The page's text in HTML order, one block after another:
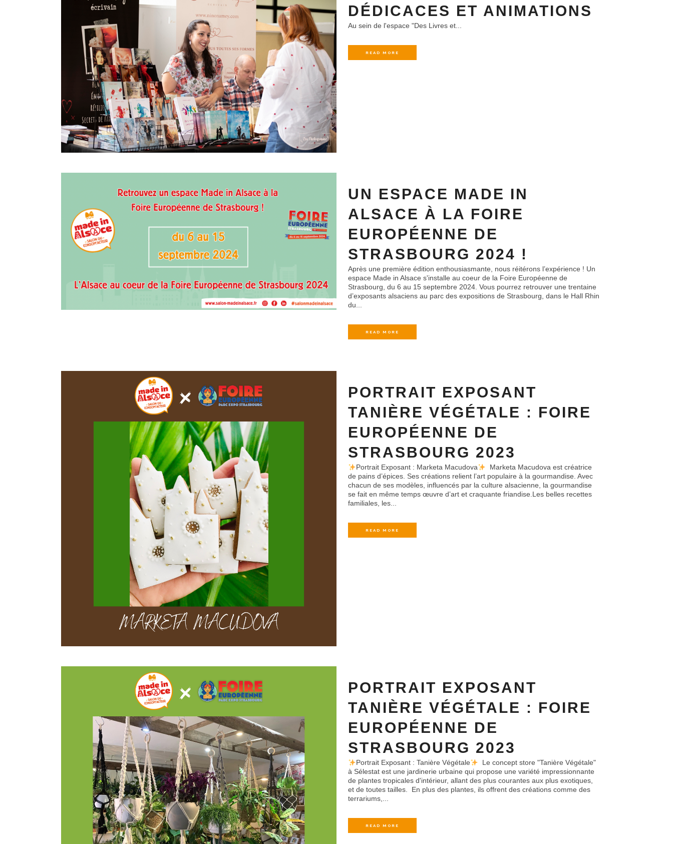
DÉDICACES ET ANIMATIONS
Au sein de l'espace "Des Livres et...
READ MORE
UN ESPACE MADE IN
ALSACE À LA FOIRE
EUROPÉENNE DE
STRASBOURG 2024 !
Après une première édition enthousiasmante, nous réitérons l’expérience ! Un
espace Made in Alsace s'installe au coeur de la Foire Européenne de
Strasbourg, du 6 au 15 septembre 2024. Vous pourrez retrouver une trentaine
d’exposants alsaciens au parc des expositions de Strasbourg, dans le Hall Rhin
du...
READ MORE
PORTRAIT EXPOSANT
TANIÈRE VÉGÉTALE : FOIRE
EUROPÉENNE DE
STRASBOURG 2023
Portrait Exposant : Marketa Macudova
Marketa Macudova est créatrice
de pains d’épices. Ses créations relient l’art populaire à la gourmandise. Avec
chacun de ses modèles, influencés par la culture alsacienne, la gourmandise
se fait en même temps œuvre d’art et craquante friandise.Les belles recettes
familiales, les...
READ MORE
PORTRAIT EXPOSANT
TANIÈRE VÉGÉTALE : FOIRE
EUROPÉENNE DE
STRASBOURG 2023
Portrait Exposant : Tanière Végétale
Le concept store "Tanière Végétale"
à Sélestat est une jardinerie urbaine qui propose une variété impressionnante
de plantes tropicales d'intérieur, allant des plus courantes aux plus exotiques,
et de toutes tailles. En plus des plantes, ils offrent des créations comme des
terrariums,...
READ MORE